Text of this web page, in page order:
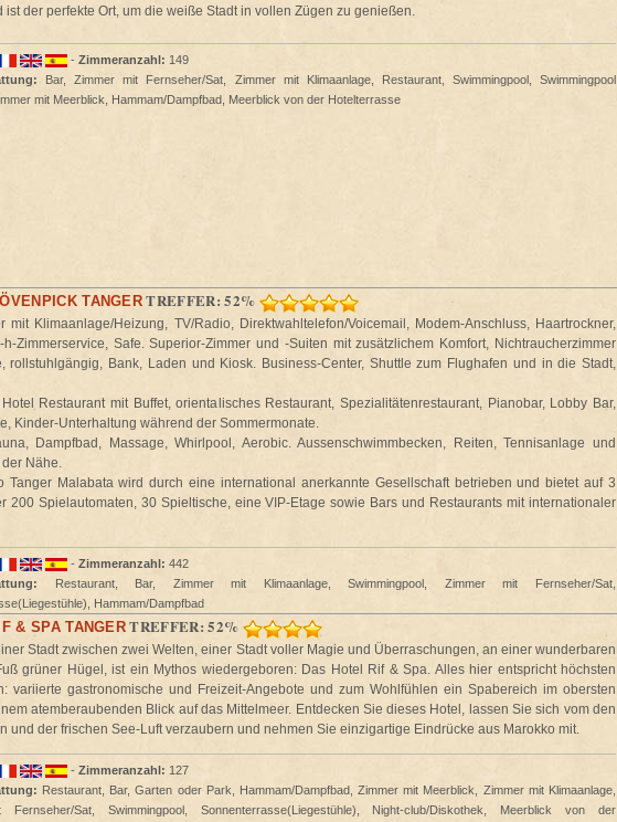
ist der perfekte Ort, um die weiße Stadt in vollen Zügen zu genießen.
- Zimmeranzahl: 149
Bar, Zimmer mit Fernseher/Sat, Zimmer mit Klimaanlage, Restaurant, Swimmingpool, Swimmingpool
mit Meerblick, Hammam/Dampfbad, Meerblick von der Hotelterrasse
TANGER TREFFER: 52%
mit Klimaanlage/Heizung, TV/Radio, Direktwahltelefon/Voicemail, Modem-Anschluss, Haartrockner,
h-Zimmerservice, Safe. Superior-Zimmer und -Suiten mit zusätzlichem Komfort, Nichtraucherzimmer
rollstuhlgängig, Bank, Laden und Kiosk. Business-Center, Shuttle zum Flughafen und in die Stadt,
Restaurant mit Buffet, orientalisches Restaurant, Spezialitätenrestaurant, Pianobar, Lobby Bar,
Kinder-Unterhaltung während der Sommermonate.
Dampfbad, Massage, Whirlpool, Aerobic. Aussenschwimmbecken, Reiten, Tennisanlage und
Nähe.
Tanger Malabata wird durch eine international anerkannte Gesellschaft betrieben und bietet auf 3
200 Spielautomaten, 30 Spieltische, eine VIP-Etage sowie Bars und Restaurants mit internationaler
- Zimmeranzahl: 442
Restaurant, Bar, Zimmer mit Klimaanlage, Swimmingpool, Zimmer mit Fernseher/Sat,
Hammam/Dampfbad
& SPA TANGER TREFFER: 52%
Stadt zwischen zwei Welten, einer Stadt voller Magie und Überraschungen, an einer wunderbaren
grüner Hügel, ist ein Mythos wiedergeboren: Das Hotel Rif & Spa. Alles hier entspricht höchsten
variierte gastronomische und Freizeit-Angebote und zum Wohlfühlen ein Spabereich im obersten
atemberaubenden Blick auf das Mittelmeer. Entdecken Sie dieses Hotel, lassen Sie sich vom den
und der frischen See-Luft verzaubern und nehmen Sie einzigartige Eindrücke aus Marokko mit.
- Zimmeranzahl: 127
Restaurant, Bar, Garten oder Park, Hammam/Dampfbad, Zimmer mit Meerblick, Zimmer mit Klimaanlage,
Fernseher/Sat, Swimmingpool, Sonnenterrasse(Liegestühle), Night-club/Diskothek, Meerblick von der